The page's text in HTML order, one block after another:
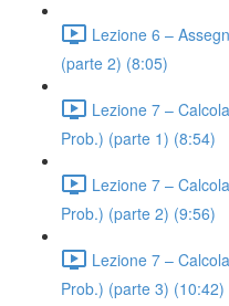
Lezione 6 –
(parte 2) (8:05)
Lezione 7 –
Prob.) (parte 1) (8:54)
Lezione 7 –
Prob.) (parte 2) (9:56)
Lezione 7 –
Prob.) (parte 3) (10:42)